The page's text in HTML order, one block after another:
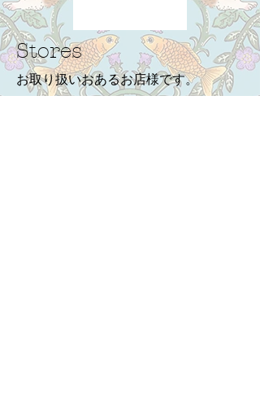
Stores
お取り扱いおあるお店様です。